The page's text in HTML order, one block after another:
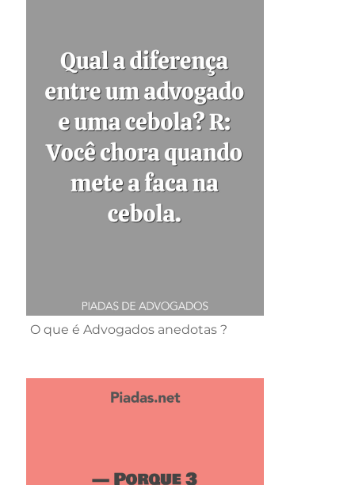
O que é Advogados anedotas ?